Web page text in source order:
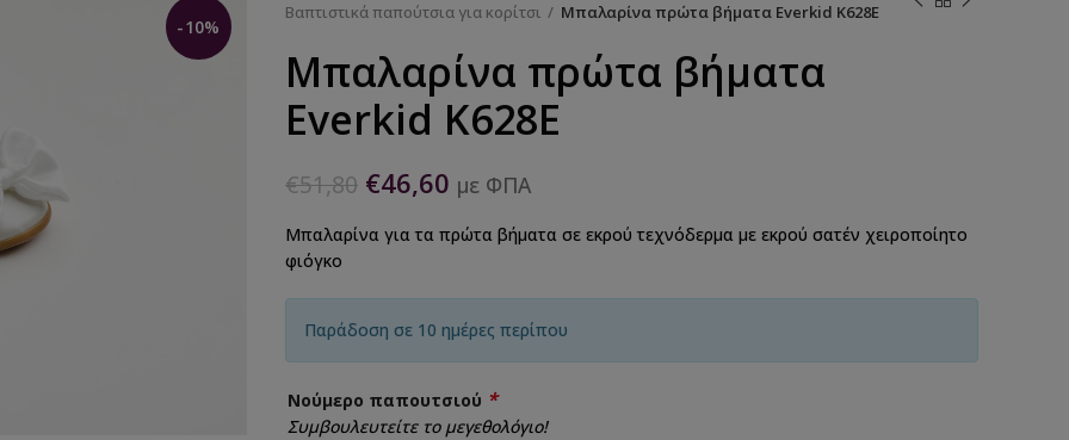
-10%
Βαπτιστικά παπούτσια για κορίτσι
Μπαλαρίνα πρώτα βήματα Everkid K628E
Μπαλαρίνα πρώτα βήματα
Everkid K628E
€51,80 €46,60 με ΦΠΑ
Μπαλαρίνα για τα πρώτα βήματα σε εκρού τεχνόδερμα με εκρού σατέν χειροποίητο
φιόγκο
Παράδοση σε 10 ημέρες περίπου
Νούμερο παπουτσιού *
Συμβουλευτείτε το μεγεθολόγιο!